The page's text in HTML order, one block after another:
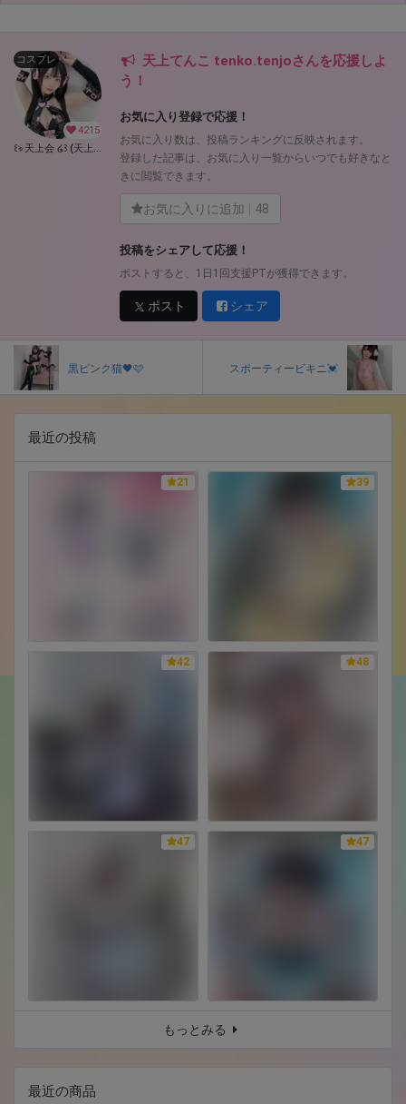
4215
コスプレ
꒰ঌ 天上会 ໒꒱ (天上てんこ tenko.tenjo)
天上てんこ tenko.tenjoさんを応援しよ
う！
お気に入り登録で応援！
お気に入り数は、投稿ランキングに反映されます。
登録した記事は、お気に入り一覧からいつでも好きなと
きに閲覧できます。
お気に入りに追加 48
投稿をシェアして応援！
ポストすると、1日1回支援PTが獲得できます。
ポスト シェア
黒ピンク猫🖤🩷 スポーティービキニ💓
最近の投稿
21 39
42 48
47 47
もっとみる
最近の商品